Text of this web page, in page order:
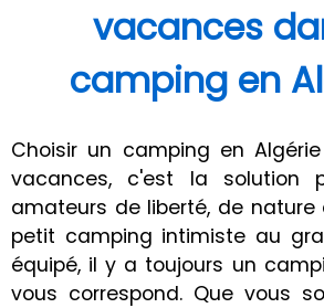
vacances
camping en
Choisir un camping en
vacances, c'est la solution
amateurs de liberté, de nature
petit camping intimiste au
équipé, il y a toujours un
vous correspond. Que vous